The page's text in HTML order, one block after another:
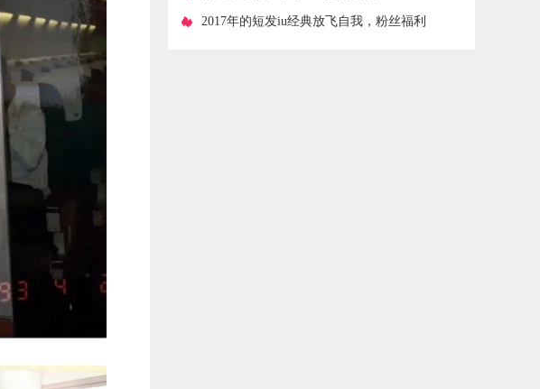
​2017年的短发iu经典放飞自我，粉丝福利